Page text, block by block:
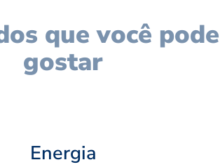
que você pode
gostar
Energia